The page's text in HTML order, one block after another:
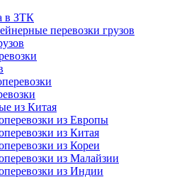
в ЗТК
перевозки грузов
из Китая
из Европы
из Китая
из Кореи
из Малайзии
из Индии